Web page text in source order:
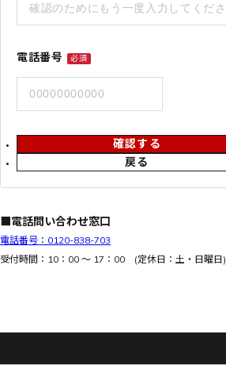
電話番号 必須
戻る
確認する
■電話問い合わせ窓口
電話番号：0120-838-703
受付時間：10：00 ～ 17：00 (定休日：土・日曜日)